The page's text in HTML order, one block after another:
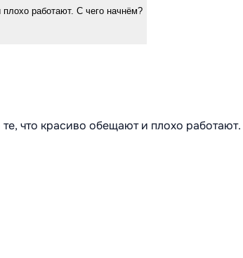
работают. С чего начнём?
что красиво обещают и плохо работают.